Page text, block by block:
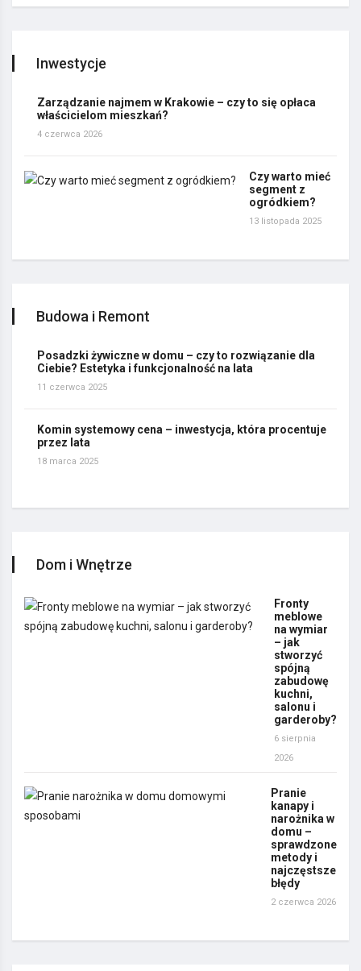
Inwestycje
Zarządzanie najmem w Krakowie – czy to się opłaca
właścicielom mieszkań?
4 czerwca 2026
Czy warto mieć
segment z
ogródkiem?
13 listopada 2025
Budowa i Remont
Posadzki żywiczne w domu – czy to rozwiązanie dla
Ciebie? Estetyka i funkcjonalność na lata
11 czerwca 2025
Komin systemowy cena – inwestycja, która procentuje
przez lata
18 marca 2025
Dom i Wnętrze
Fronty
meblowe
na wymiar
– jak
stworzyć
spójną
zabudowę
kuchni,
salonu i
garderoby?
6 sierpnia
2026
Pranie
kanapy i
narożnika w
domu –
sprawdzone
metody i
najczęstsze
błędy
2 czerwca 2026